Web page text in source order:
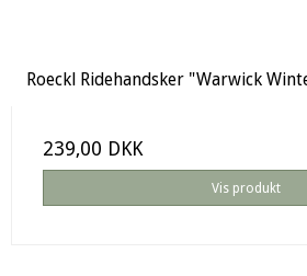
Roeckl Ridehandsker "Warwick
239,00 DKK
Vis produkt